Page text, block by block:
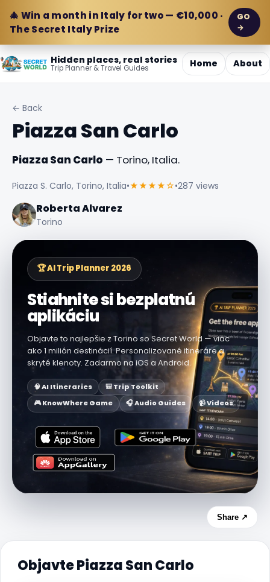
🎄 Win a month in Italy for two — €10,000 ·
The Secret Italy Prize
GO
→
Hidden places, real stories
Trip Planner & Travel Guides Home About
← Back
Piazza San Carlo
Piazza San Carlo — Torino, Italia.
Piazza S. Carlo, Torino, Italia•★★★★☆•287 views
Roberta Alvarez
Torino
🏆 AI Trip Planner 2026
Stiahnite si bezplatnú
aplikáciu
Objavte to najlepšie z Torino so Secret World — viac
ako 1 milión destinácií. Personalizované itineráre a
skryté klenoty. Zadarmo na iOS a Android.
🧠 AI Itineraries
🎒 Trip Toolkit
🎮 KnowWhere Game
🎧 Audio Guides 📹 Videos
Share ↗
Objavte Piazza San Carlo